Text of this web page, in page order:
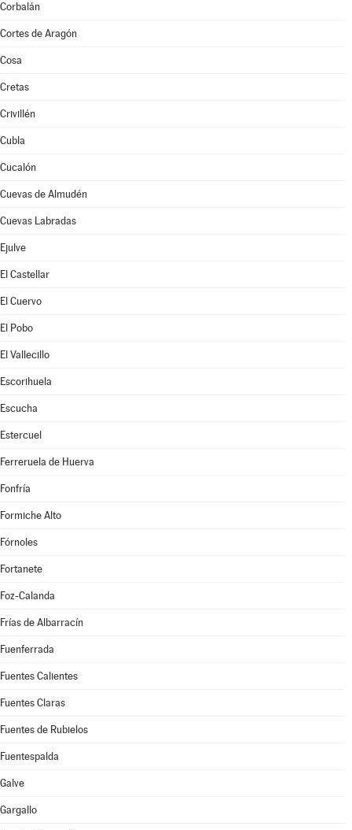
Corbalán
Cortes de Aragón
Cosa
Cretas
Crivillén
Cubla
Cucalón
Cuevas de Almudén
Cuevas Labradas
Ejulve
El Castellar
El Cuervo
El Pobo
El Vallecillo
Escorihuela
Escucha
Estercuel
Ferreruela de Huerva
Fonfría
Formiche Alto
Fórnoles
Fortanete
Foz-Calanda
Frías de Albarracín
Fuenferrada
Fuentes Calientes
Fuentes Claras
Fuentes de Rubielos
Fuentespalda
Galve
Gargallo